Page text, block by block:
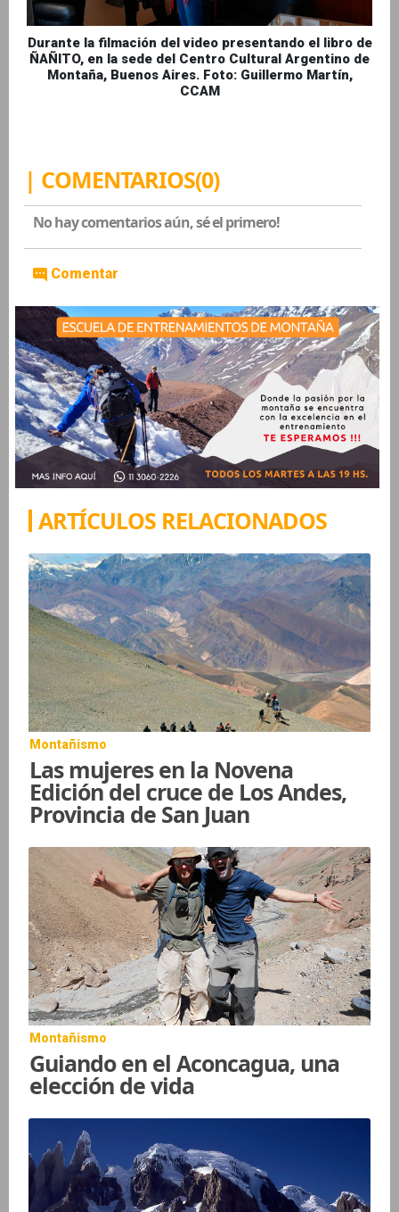
Durante la filmación del video presentando el libro de
ÑAÑITO, en la sede del Centro Cultural Argentino de
Montaña, Buenos Aires. Foto: Guillermo Martín,
CCAM
| COMENTARIOS(0)
No hay comentarios aún, sé el primero!
Comentar
ARTÍCULOS RELACIONADOS
Montañismo
Las mujeres en la Novena
Edición del cruce de Los Andes,
Provincia de San Juan
Montañismo
Guiando en el Aconcagua, una
elección de vida